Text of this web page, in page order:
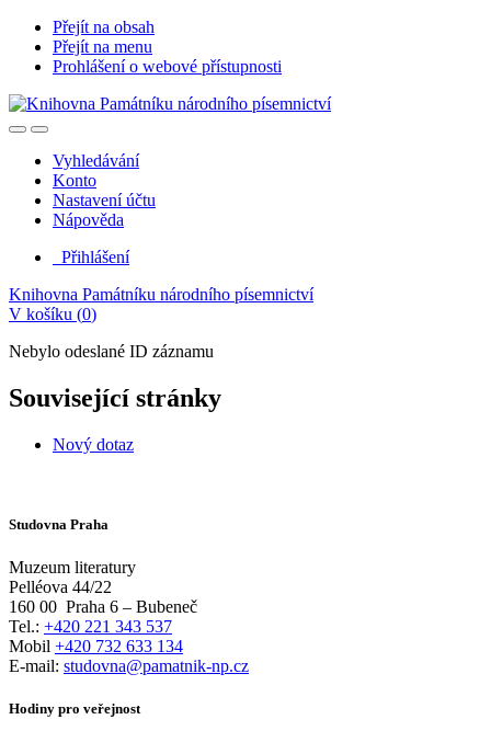
Přejít na obsah
Přejít na menu
Prohlášení o webové přístupnosti
Vyhledávání
Konto
Nastavení účtu
Nápověda
Přihlášení
Knihovna Památníku národního písemnictví
V košíku (0)
Nebylo odeslané ID záznamu
Související stránky
Nový dotaz
Studovna Praha
Muzeum literatury
Pelléova 44/22
160 00 Praha 6 – Bubeneč
Tel.: +420 221 343 537
Mobil +420 732 633 134
E-mail: studovna@pamatnik-np.cz
Hodiny pro veřejnost